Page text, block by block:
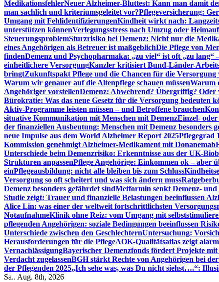
MedikationsfehlerNeuer Alzheimer-Bluttest: Kann man damit
man sachlich und kriteriumsgeleitet vor?Pflegeversicherung:
Umgang mit FehlidentifizierungenKindheit wirkt nach:
unterstützen könnenVerlegungsstress nach Umzug oder
SteuerungsproblemSturzrisiko bei Demenz: Nicht nur die
eines Angehörigen als Betreuer ist maßgeblichDie Pflege von
findenDemenz und Psychopharmaka: „zu viel“ ist oft „zu lang“
einheitlichere VersorgungKanzler kritisiert Bund-Länder-
bringtZukunftspakt Pflege und die Chancen für die Versorgung
Warum wir genauer auf die Altenpflege schauen müssenWarum
Angehöriger vorstellenDemenz: Abwehrend? Übergriffig? Oder
Bürokratie: Was das neue Gesetz für die Versorgung bedeuten
Aktiv-Programme leisten müssen – und Betroffene brauchen
situative Kommunikation mit Menschen mit DemenzEinzel- oder
der finanziellen Ausbeutung: Menschen mit Demenz besonders
neue Impulse aus dem World Alzheimer Report 2025Pflegegrad
Kommission genehmigt Alzheimer-Medikament mit Donanemab
Unterschiede beim Demenzrisiko: Erkenntnisse aus der UK-
Strukturen anpassenPflege Angehörige: Einkommen ok – aber
einPflegeausbildung: nicht alle bleiben bis zum Schluss
Versorgung so oft scheitert und was sich ändern muss
Demenz besonders gefährdet sindMetformin senkt Demenz-
Studie zeigt: Trauer und finanzielle Belastungen beeinflussen
Alice Lin: was einer der weltweit fortschrittlichsten
NotaufnahmeKlinik ohne Reiz: vom Umgang mit
pflegenden Angehörigen: soziale Bedingungen beeinflussen
Unterschiede zwischen den GeschlechternUntersuchung:
Herausforderungen für die PflegeAOK-Qualitätsatlas zeigt
VernachlässigungBayerischer Demenzfonds fördert Projekte mit
Verdacht zugelassenBGH stärkt Rechte von Angehörigen bei
der Pflegenden 2025„Ich sehe was, was Du nicht siehst….“:
Sa.. Aug. 8th, 2026